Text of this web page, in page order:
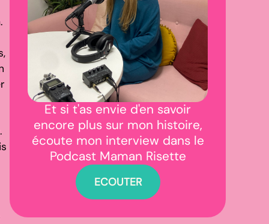
Et si t'as envie d'en savoir
encore plus sur mon histoire,
écoute mon interview dans le
Podcast Maman Risette
ECOUTER